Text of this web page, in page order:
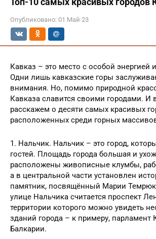
Опубликовано: 01 Май 23
Кавказ – это место с особой энергией
Одни лишь кавказские горы
внимания. Но, помимо природной
Кавказа славится своими городами. И
расскажем о десяти самых красивых
расположенных среди горных
1. Нальчик. Нальчик – это город,
гостей. Площадь города большая и
расположены живописные клумбы,
а в центральной части установлен
памятник, посвящённый Марии
улице Нальчика считается проспект
территории которого можно увидеть
зданий города – к примеру, парламент
Балкарии.